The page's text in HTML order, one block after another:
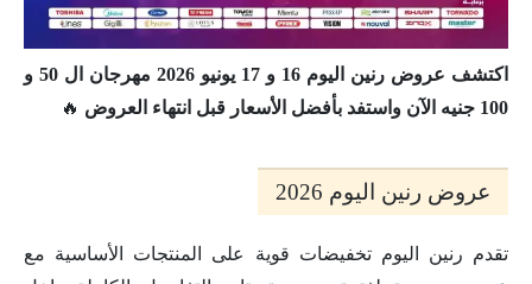
اكتشف عروض رنين اليوم 16 و 17 يونيو 2026 مهرجان ال 50 و
100 جنيه الآن واستفد بأفضل الأسعار قبل انتهاء العروض
🔥
عروض رنين اليوم 2026
تقدم رنين اليوم تخفيضات قوية على المنتجات الأساسية مع